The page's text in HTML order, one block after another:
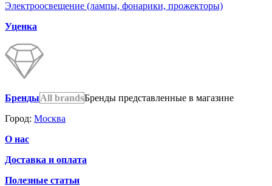
Электроосвещение (лампы, фонарики, прожекторы)
Уценка
БрендыAll brandsБренды представленные в магазине
Город: Москва
О нас
Доставка и оплата
Полезные статьи